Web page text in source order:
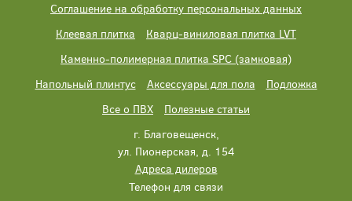
Соглашение на обработку персональных данных
Клеевая плитка
Кварц-виниловая плитка LVT
Каменно-полимерная плитка SPC (замковая)
Напольный плинтус
Аксессуары для пола
Подложка
Все о ПВХ
Полезные статьи
г. Благовещенск,
ул. Пионерская, д. 154
Адреса дилеров
Телефон для связи